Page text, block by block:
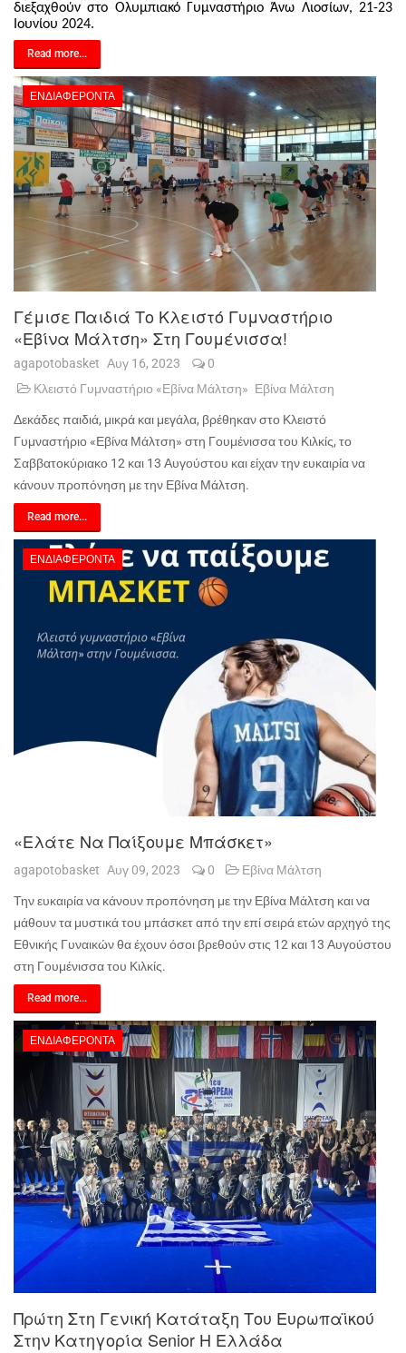
διεξαχθούν στο Ολυμπιακό Γυμναστήριο Άνω Λιοσίων, 21-23
Ιουνίου 2024.
Read more...
ΕΝΔΙΑΦΈΡΟΝΤΑ
Γέμισε Παιδιά Το Κλειστό Γυμναστήριο
«Εβίνα Μάλτση» Στη Γουμένισσα!
agapotobasket Αυγ 16, 2023
0
Κλειστό Γυμναστήριο «Εβίνα Μάλτση» Εβίνα Μάλτση
Δεκάδες παιδιά, μικρά και μεγάλα, βρέθηκαν στο Κλειστό
Γυμναστήριο «Εβίνα Μάλτση» στη Γουμένισσα του Κιλκίς, το
Σαββατοκύριακο 12 και 13 Αυγούστου και είχαν την ευκαιρία να
κάνουν προπόνηση με την Εβίνα Μάλτση.
Read more...
ΕΝΔΙΑΦΈΡΟΝΤΑ
«Ελάτε Να Παίξουμε Μπάσκετ»
agapotobasket Αυγ 09, 2023 0 Εβίνα Μάλτση
Την ευκαιρία να κάνουν προπόνηση με την Εβίνα Μάλτση και να
μάθουν τα μυστικά του μπάσκετ από την επί σειρά ετών αρχηγό της
Εθνικής Γυναικών θα έχουν όσοι βρεθούν στις 12 και 13 Αυγούστου
στη Γουμένισσα του Κιλκίς.
Read more...
ΕΝΔΙΑΦΈΡΟΝΤΑ
Πρώτη Στη Γενική Κατάταξη Του Ευρωπαϊκού
Στην Κατηγορία Senior Η Ελλάδα